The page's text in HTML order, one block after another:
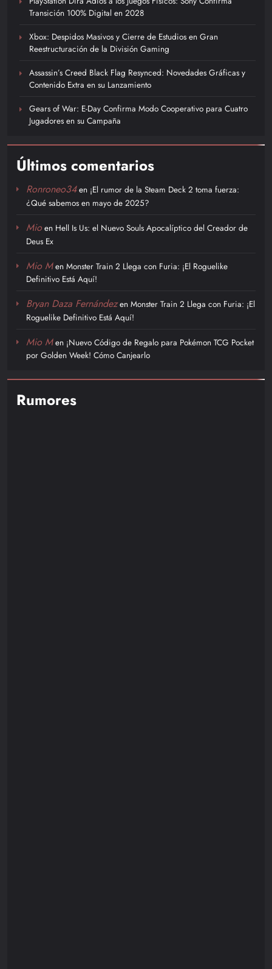
Transición 100% Digital en 2028
Xbox: Despidos Masivos y Cierre de Estudios en Gran
Reestructuración de la División Gaming
Assassin’s Creed Black Flag Resynced: Novedades Gráficas y
Contenido Extra en su Lanzamiento
Gears of War: E-Day Confirma Modo Cooperativo para Cuatro
Jugadores en su Campaña
Últimos comentarios
Ronroneo34en ¡El rumor de la Steam Deck 2 toma fuerza:
¿Qué sabemos en mayo de 2025?
Mioen Hell Is Us: el Nuevo Souls Apocalíptico del Creador de
Deus Ex
Mio Men Monster Train 2 Llega con Furia: ¡El Roguelike
Definitivo Está Aquí!
Bryan Daza Fernándezen Monster Train 2 Llega con Furia: ¡El
Roguelike Definitivo Está Aquí!
Mio Men ¡Nuevo Código de Regalo para Pokémon TCG Pocket
por Golden Week! Cómo Canjearlo
Rumores